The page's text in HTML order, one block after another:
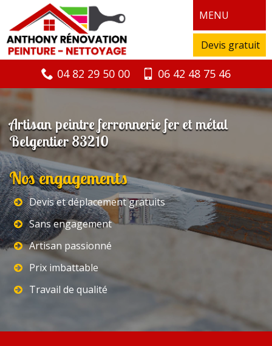
MENU
Devis gratuit
04 82 29 50 00 06 42 48 75 46
Artisan peintre ferronnerie fer et métal
Belgentier 83210
Nos engagements
Devis et déplacement gratuits
Sans engagement
Artisan passionné
Prix imbattable
Travail de qualité